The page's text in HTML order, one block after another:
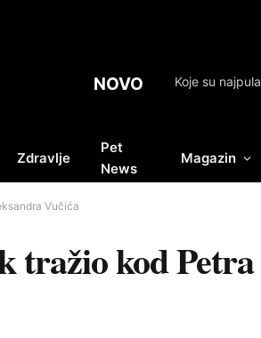
NOVO Koje su
Zdravlje
Pet
News
Magazin
Vučića
tražio kod